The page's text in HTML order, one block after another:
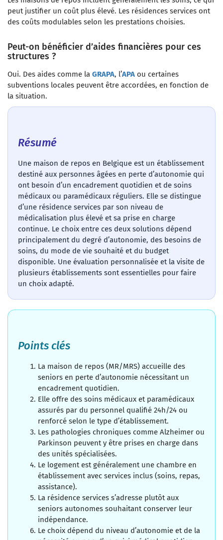
peut justifier un coût plus élevé. Les résidences services ont
des coûts modulables selon les prestations choisies.
Peut-on bénéficier d’aides financières pour ces
structures ?
Oui. Des aides comme la GRAPA, l’APA ou certaines
subventions locales peuvent être accordées, en fonction de
la situation.
Résumé
Une maison de repos en Belgique est un établissement
destiné aux personnes âgées en perte d’autonomie qui
ont besoin d’un encadrement quotidien et de soins
médicaux ou paramédicaux réguliers. Elle se distingue
d’une résidence services par son niveau de
médicalisation plus élevé et sa prise en charge
continue. Le choix entre ces deux solutions dépend
principalement du degré d’autonomie, des besoins de
soins, du mode de vie souhaité et du budget
disponible. Une évaluation personnalisée et la visite de
plusieurs établissements sont essentielles pour faire
un choix adapté.
Points clés
La maison de repos (MR/MRS) accueille des
seniors en perte d’autonomie nécessitant un
encadrement quotidien.
Elle offre des soins médicaux et paramédicaux
assurés par du personnel qualifié 24h/24 ou
renforcé selon le type d’établissement.
Les pathologies chroniques comme Alzheimer ou
Parkinson peuvent y être prises en charge dans
des unités spécialisées.
Le logement est généralement une chambre en
établissement avec services inclus (soins, repas,
assistance).
La résidence services s’adresse plutôt aux
seniors autonomes souhaitant conserver leur
indépendance.
Le choix dépend du niveau d’autonomie et de la